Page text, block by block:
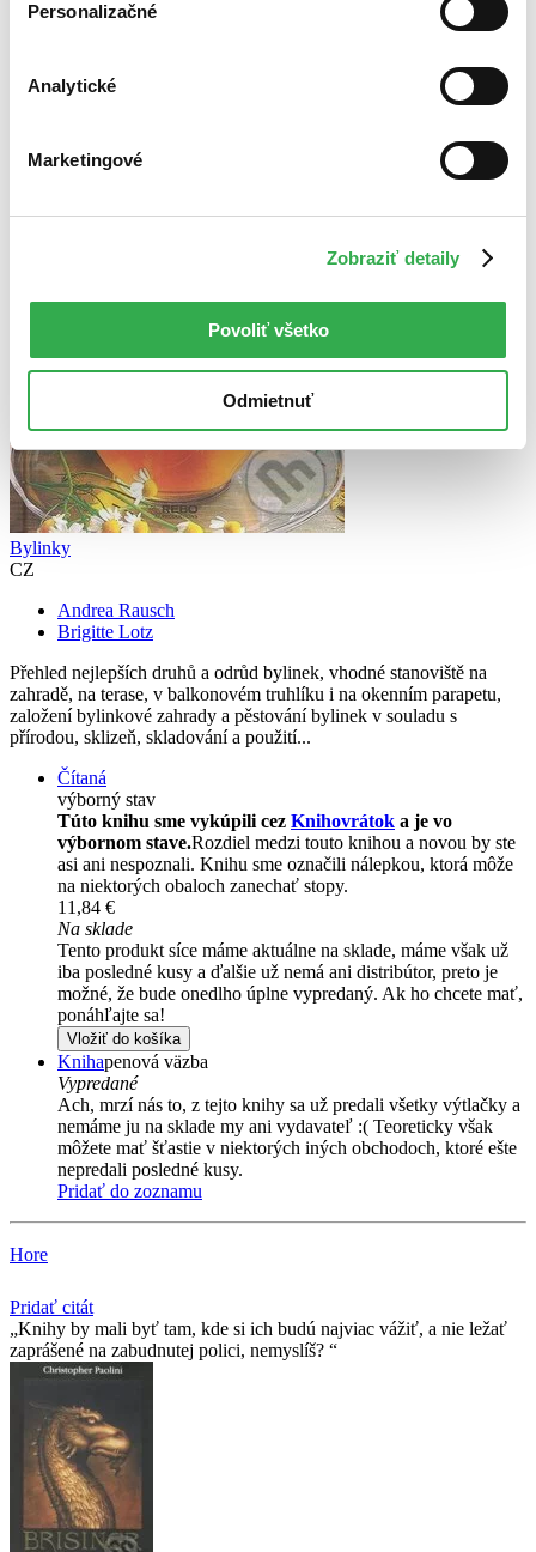
Personalizačné
Analytické
Marketingové
Zobraziť detaily
Povoliť všetko
Odmietnuť
Najvyššia zľava
Použité filtre
Bylinky
CZ
Andrea Rausch
Brigitte Lotz
Přehled nejlepších druhů a odrůd bylinek, vhodné stanoviště na
zahradě, na terase, v balkonovém truhlíku i na okenním parapetu,
založení bylinkové zahrady a pěstování bylinek v souladu s
přírodou, sklizeň, skladování a použití...
Čítaná
výborný stav
Túto knihu sme vykúpili cez Knihovrátok a je vo
výbornom stave.Rozdiel medzi touto knihou a novou by ste
asi ani nespoznali. Knihu sme označili nálepkou, ktorá môže
na niektorých obaloch zanechať stopy.
11,84 €
Na sklade
Tento produkt síce máme aktuálne na sklade, máme však už
iba posledné kusy a ďalšie už nemá ani distribútor, preto je
možné, že bude onedlho úplne vypredaný. Ak ho chcete mať,
ponáhľajte sa!
Vložiť do košíka
Knihapenová väzba
Vypredané
Ach, mrzí nás to, z tejto knihy sa už predali všetky výtlačky a
nemáme ju na sklade my ani vydavateľ :( Teoreticky však
môžete mať šťastie v niektorých iných obchodoch, ktoré ešte
nepredali posledné kusy.
Pridať do zoznamu
Hore
Pridať citát
Knihy by mali byť tam, kde si ich budú najviac vážiť, a nie ležať
zaprášené na zabudnutej polici, nemyslíš?